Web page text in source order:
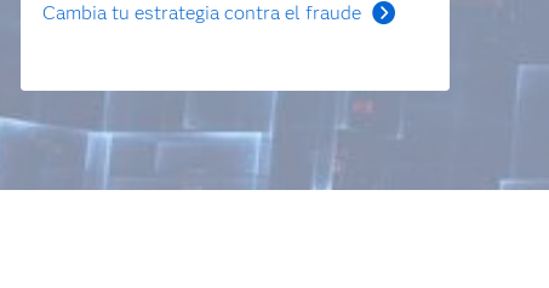
Cambia tu estrategia contra el fraude